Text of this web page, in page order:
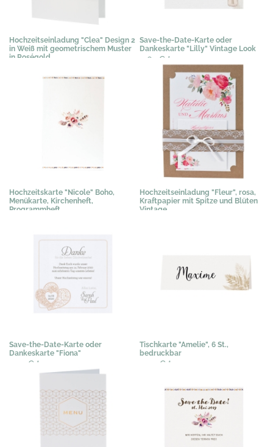
Hochzeitseinladung "Clea" Design 2
in Weiß mit geometrischem Muster
in Roségold
Save-the-Date-Karte oder
Dankeskarte "Lilly" Vintage Look
0,67 € *
Hochzeitskarte "Nicole" Boho,
Menükarte, Kirchenheft,
Programmheft
Hochzeitseinladung "Fleur", rosa,
Kraftpapier mit Spitze und Blüten
Vintage
Save-the-Date-Karte oder
Dankeskarte "Fiona"
0,51 € *
Tischkarte "Amelie", 6 St.,
bedruckbar
3,03 € *